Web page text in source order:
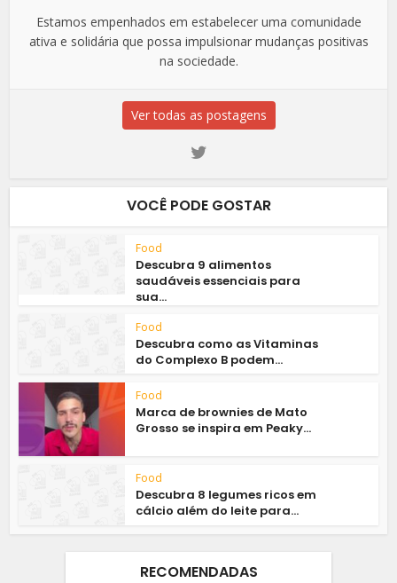
Estamos empenhados em estabelecer uma comunidade
ativa e solidária que possa impulsionar mudanças positivas
na sociedade.
Ver todas as postagens
VOCÊ PODE GOSTAR
Food
Descubra 9 alimentos
saudáveis essenciais para
sua...
Food
Descubra como as Vitaminas
do Complexo B podem...
Food
Marca de brownies de Mato
Grosso se inspira em Peaky...
Food
Descubra 8 legumes ricos em
cálcio além do leite para...
RECOMENDADAS